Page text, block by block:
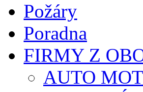
Požáry
Poradna
FIRMY Z
AUTO